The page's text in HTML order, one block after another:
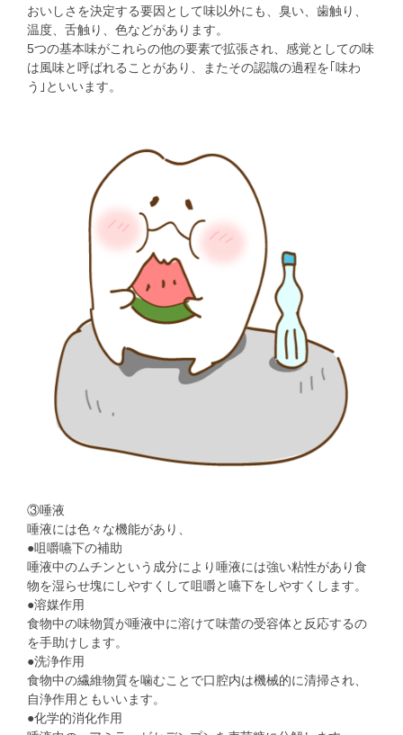
おいしさを決定する要因として味以外にも、臭い、歯触り、
温度、舌触り、色などがあります。
5つの基本味がこれらの他の要素で拡張され、感覚としての味
は風味と呼ばれることがあり、またその認識の過程を｢味わ
う｣といいます。
③唾液
唾液には色々な機能があり、
●咀嚼嚥下の補助
唾液中のムチンという成分により唾液には強い粘性があり食
物を湿らせ塊にしやすくして咀嚼と嚥下をしやすくします。
●溶媒作用
食物中の味物質が唾液中に溶けて味蕾の受容体と反応するの
を手助けします。
●洗浄作用
食物中の繊維物質を噛むことで口腔内は機械的に清掃され、
自浄作用ともいいます。
●化学的消化作用